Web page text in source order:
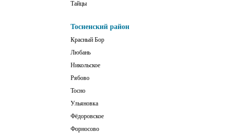
Тайцы
Тосненский район
Красный Бор
Любань
Никольское
Рябово
Тосно
Ульяновка
Фёдоровское
Форносово